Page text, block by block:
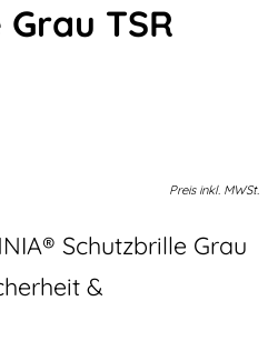
TSR
Preis inkl. MWSt.
Schutzbrille Grau
&